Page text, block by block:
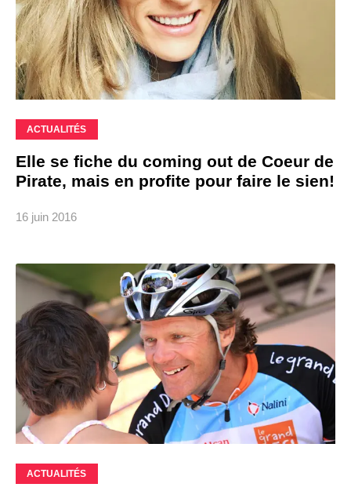
ACTUALITÉS
Elle se fiche du coming out de Coeur de
Pirate, mais en profite pour faire le sien!
16 juin 2016
ACTUALITÉS